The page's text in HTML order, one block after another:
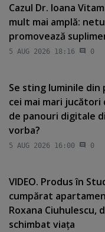
Cazul Dr. Ioana
mult mai amplă:
promovează
5 AUG 2026 18:16 0
Se sting luminile
cei mai mari
de panouri digitale
vorba?
5 AUG 2026 16:00 0
VIDEO. Produs în
cumpărat
Roxana Ciuhulescu,
schimbat viaţa